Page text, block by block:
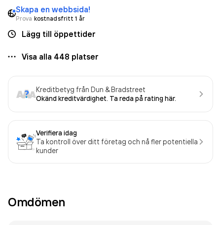
Skapa en webbsida!
Prova kostnadsfritt 1 år
Lägg till öppettider
Visa alla 448 platser
Kreditbetyg från Dun & Bradstreet
Okänd kreditvärdighet. Ta reda på rating här.
Verifiera idag
Ta kontroll över ditt företag och nå fler potentiella
kunder
Omdömen